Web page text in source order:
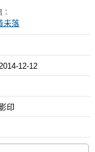
未落
12-12
印